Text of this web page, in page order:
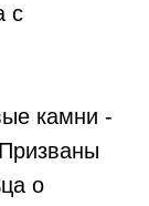
с
камни -
о